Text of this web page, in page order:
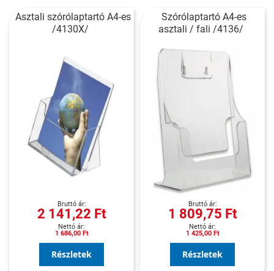
Asztali szórólaptartó A4-es
/4130X/
2 141,22 Ft
1 686,00 Ft
Részletek
Szórólaptartó A4-es
asztali / fali /4136/
1 809,75 Ft
1 425,00 Ft
Részletek